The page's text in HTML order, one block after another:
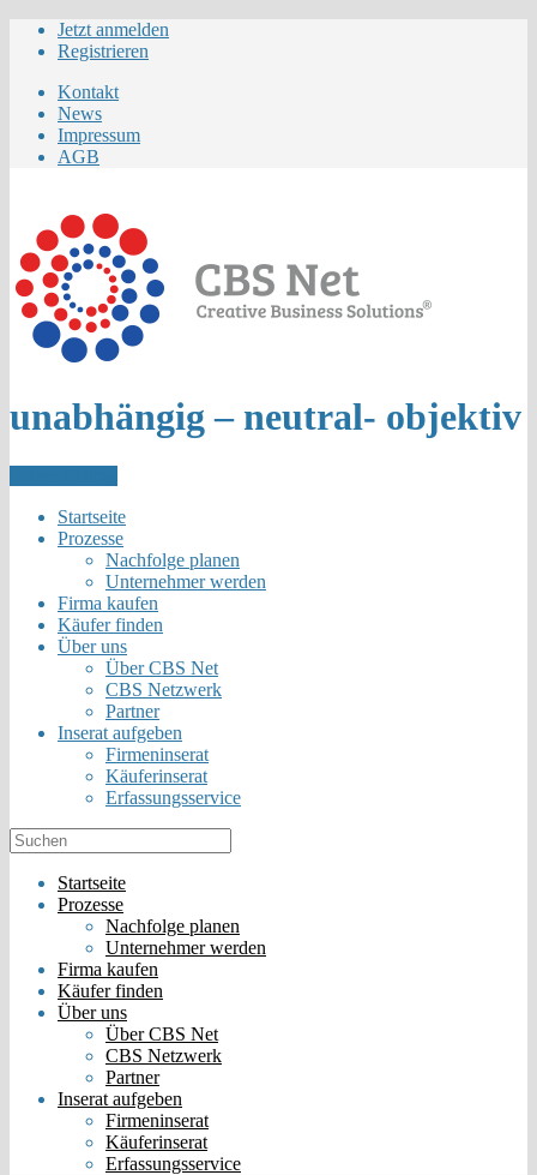
Jetzt anmelden
Registrieren
Kontakt
News
Impressum
AGB
unabhängig – neutral- objektiv
Startseite
Prozesse
Nachfolge planen
Unternehmer werden
Firma kaufen
Käufer finden
Über uns
Über CBS Net
CBS Netzwerk
Partner
Inserat aufgeben
Firmeninserat
Käuferinserat
Erfassungsservice
Startseite
Prozesse
Nachfolge planen
Unternehmer werden
Firma kaufen
Käufer finden
Über uns
Über CBS Net
CBS Netzwerk
Partner
Inserat aufgeben
Firmeninserat
Käuferinserat
Erfassungsservice